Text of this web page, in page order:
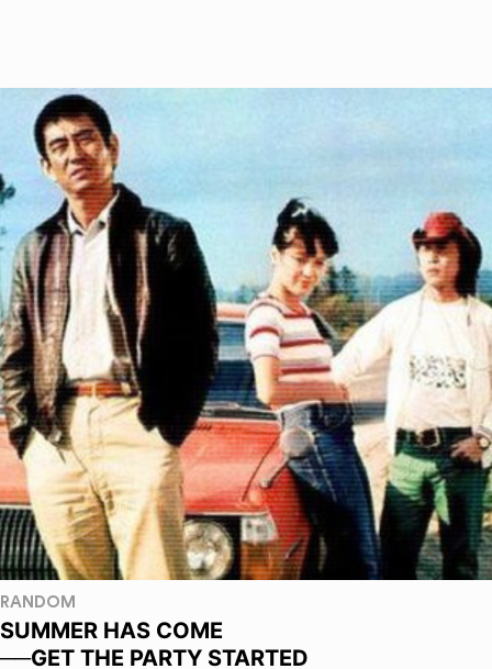
RANDOM
SUMMER HAS COME
──GET THE PARTY STARTED